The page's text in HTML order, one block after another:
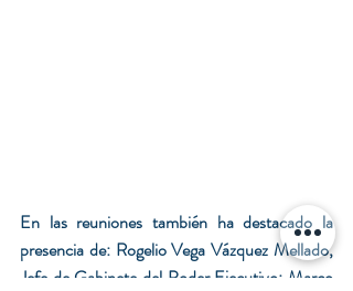
En las reuniones también ha destacado la
presencia de: Rogelio Vega Vázquez Mellado,
Jefe de Gabinete del Poder Ejecutivo; Marco